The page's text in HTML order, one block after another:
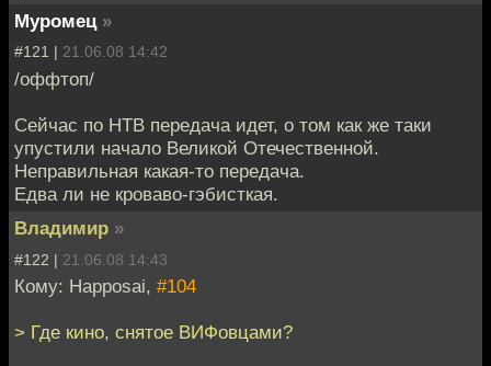
Муромец »
#121 | 21.06.08 14:42
/оффтоп/
Сейчас по НТВ передача идет, о том как же таки
упустили начало Великой Отечественной.
Неправильная какая-то передача.
Едва ли не кроваво-гэбисткая.
Владимир »
#122 | 21.06.08 14:43
Кому: Happosai, #104
> Где кино, снятое ВИФовцами?